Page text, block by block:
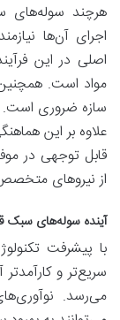
هرچند سوله‌های
اجرای آن‌ها
اصلی در این
مواد است. همچنین
سازه ضروری است.
علاوه بر این
قابل توجهی در
از نیروهای
آینده سوله‌های
با پیشرفت
سریع‌تر و
می‌رسد.